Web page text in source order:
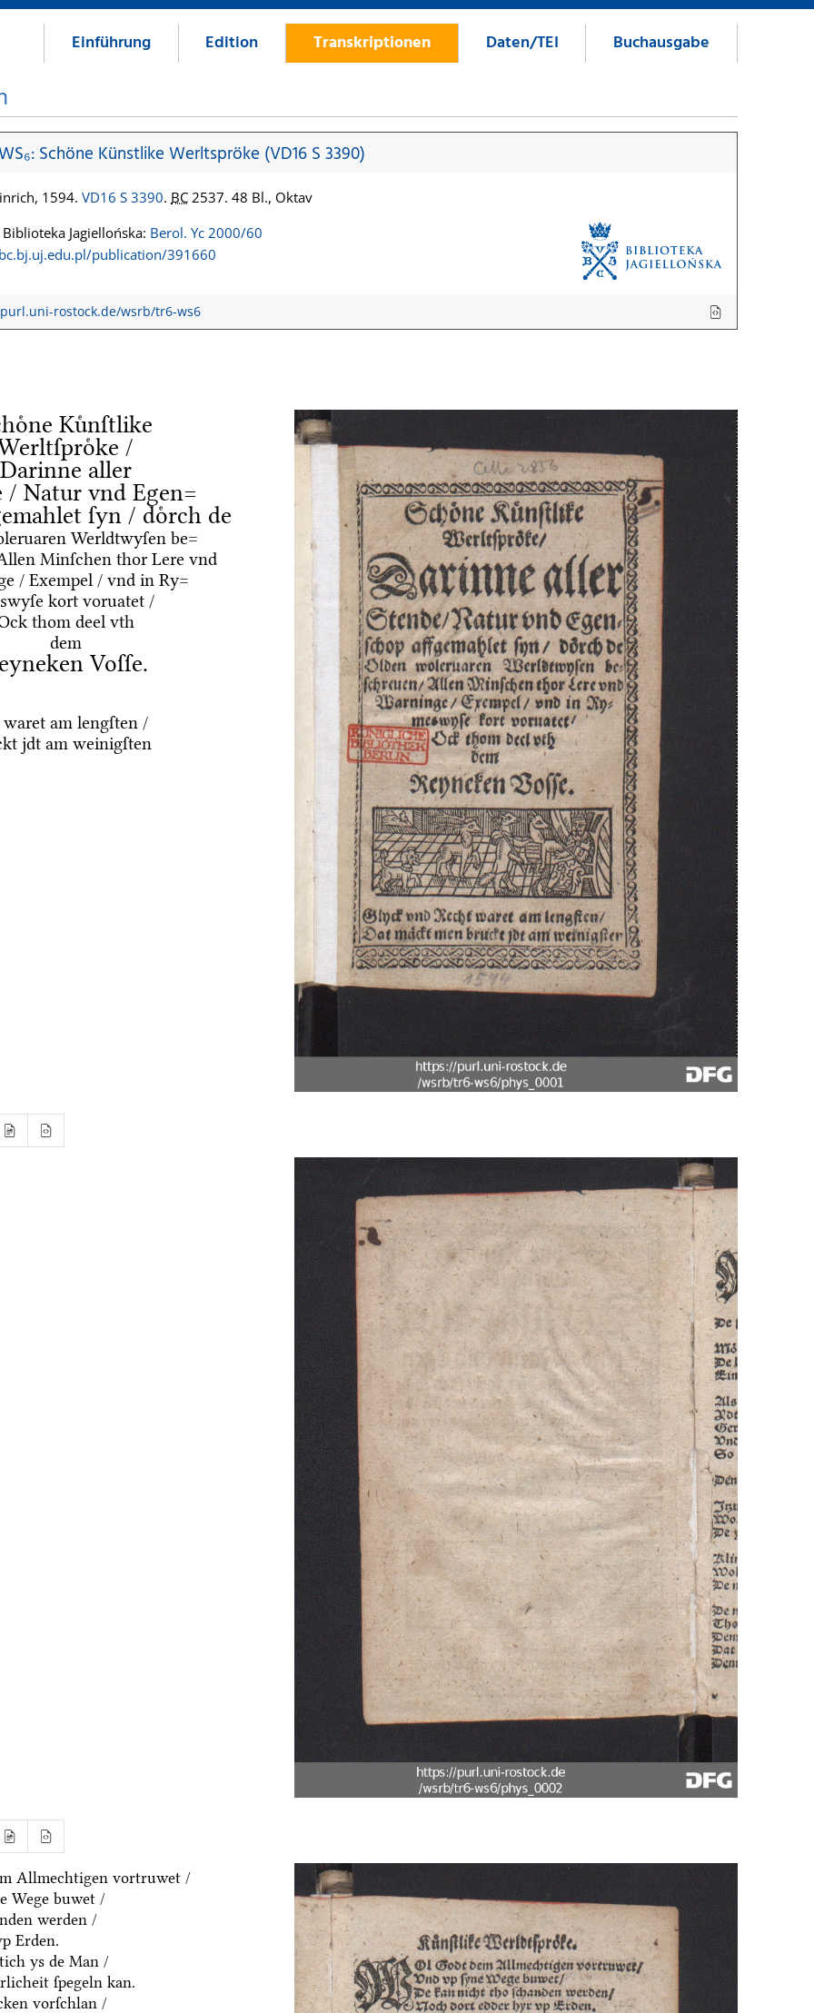
Einführung Edition Transkriptionen Daten/TEI Buchausgabe
Schöne Künstlike Werltspröke (VD16 S 3390)
1594. VD16 S 3390. BC 2537. 48 Bl., Oktav
Jagiellońska: Berol. Yc 2000/60
publication/391660
rostock.de/wsrb/tr6-ws6
Kuͤnſtlike
/
Darinne aller
/ Natur vnd Egen=
ſyn / doͤrch de
Werldtwyſen be=
Minſchen thor Lere vnd
/ Exempel / vnd in Ry=
kort voruatet /
thom deel vth
dem
Voſſe.
am lengſten /
jdt am weinigſten
Allmechtigen vortruwet /
Wege buwet /
werden /
Erden.
ys de Man /
ſpegeln kan.
vorſchlan /